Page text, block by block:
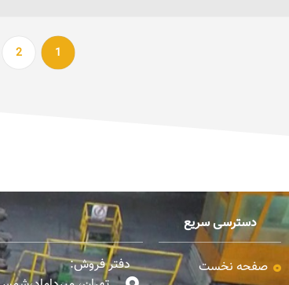
1
2
دسترسی سریع
صفحه نخست
دفتر فروش: